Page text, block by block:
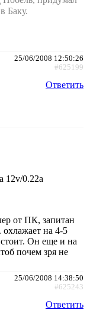
Баку.
25/06/2008 12:50:26
#625199
Ответить
12v/0.22a
от ПК, запитан
на 4-5
Он еще и на
почем зря не
25/06/2008 14:38:50
#625243
Ответить